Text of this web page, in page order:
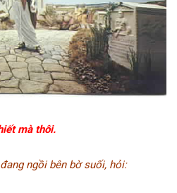
mà thôi.
ngồi bên bờ suối, hỏi: